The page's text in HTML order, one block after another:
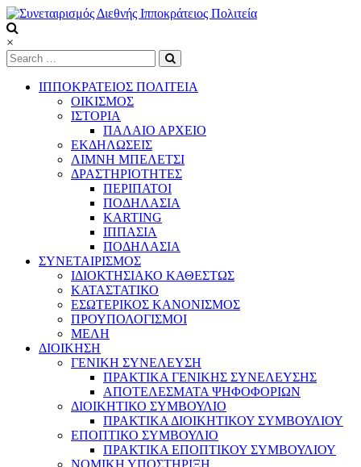
Skip
to
content
Συνεταιρισμός
Διεθνής
Ιπποκράτειος
Πολιτεία
×
ΙΠΠΟΚΡΑΤΕΙΟΣ ΠΟΛΙΤΕΙΑ
ΟΙΚΙΣΜΟΣ
ΙΣΤΟΡΙΑ
ΠΑΛΑΙΟ ΑΡΧΕΙΟ
ΕΚΔΗΛΩΣΕΙΣ
ΛΙΜΝΗ ΜΠΕΛΕΤΣΙ
ΔΡΑΣΤΗΡΙΟΤΗΤΕΣ
ΠΕΡΙΠΑΤΟΙ
ΠΟΔΗΛΑΣΙΑ
KARTING
ΙΠΠΑΣΙΑ
ΠΟΔΗΛΑΣΙΑ
ΣΥΝΕΤΑΙΡΙΣΜΟΣ
ΙΔΙΟΚΤΗΣΙΑΚΟ ΚΑΘΕΣΤΩΣ
ΚΑΤΑΣΤΑΤΙΚΟ
ΕΣΩΤΕΡΙΚΟΣ ΚΑΝΟΝΙΣΜΟΣ
ΠΡΟΥΠΟΛΟΓΙΣΜΟΙ
ΜΕΛΗ
ΔΙΟΙΚΗΣΗ
ΓΕΝΙΚΗ ΣΥΝΕΛΕΥΣΗ
ΠΡΑΚΤΙΚΑ ΓΕΝΙΚΗΣ ΣΥΝΕΛΕΥΣΗΣ
ΑΠΟΤΕΛΕΣΜΑΤΑ ΨΗΦΟΦΟΡΙΩΝ
ΔΙΟΙΚΗΤΙΚΟ ΣΥΜΒΟΥΛΙΟ
ΠΡΑΚΤΙΚΑ ΔΙΟΙΚΗΤΙΚΟΥ ΣΥΜΒΟΥΛΙΟΥ
ΕΠΟΠΤΙΚΟ ΣΥΜΒΟΥΛΙΟ
ΠΡΑΚΤΙΚΑ ΕΠΟΠΤΙΚΟΥ ΣΥΜΒΟΥΛΙΟΥ
ΝΟΜΙΚΗ ΥΠΟΣΤΗΡΙΞΗ